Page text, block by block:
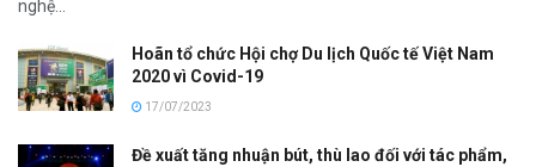
nghệ...
Hoãn tổ chức Hội chợ Du lịch Quốc tế Việt Nam
2020 vì Covid-19
17/07/2023
Đề xuất tăng nhuận bút, thù lao đối với tác phẩm,